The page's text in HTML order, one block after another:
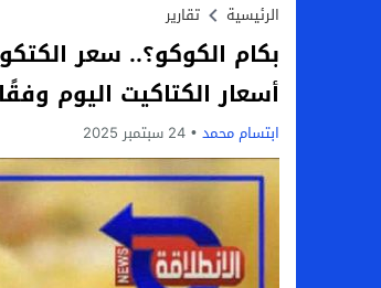
بحث في الإسلام
لماذا تنجح بعض
بعد فسخ عقده.. حصاد
السيرة الذاتية
سامو كوستا في معسكر
إنهاء تعاقد سيف الدين
الرئيسية تقارير
أسعار الكتاكيت اليوم
ابتسام محمد 24 سبتمبر 2025